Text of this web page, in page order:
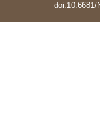
doi:10.6681/